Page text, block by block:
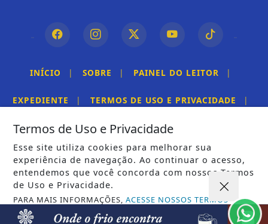
INÍCIO | SOBRE | PAINEL DO LEITOR |
EXPEDIENTE | TERMOS DE USO E PRIVACIDADE |
FAQ | CONTATO
2026 GAZETA GUARAPUAVA - TODOS OS DIREITOS RESERVADOS.
Termos de Uso e Privacidade
Esse site utiliza cookies para melhorar sua
experiência de navegação. Ao continuar o acesso,
entendemos que você concorda com nossos Termos
de Uso e Privacidade.
PARA MAIS INFORMAÇÕES,ACESSE NOSSOS TERMOS
CLICANDO AQUI